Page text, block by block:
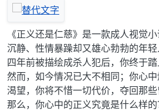
《正义还是仁慈》是一款成人视觉
沉静、性情暴躁却又雄心勃勃的年轻
四年前被描绘成杀人犯后，你终于踏
然而，如今情况已大不相同；你心中
渴望，你将不惜一切代价，夺回那些
那么，你心中的正义究竟是什么样的